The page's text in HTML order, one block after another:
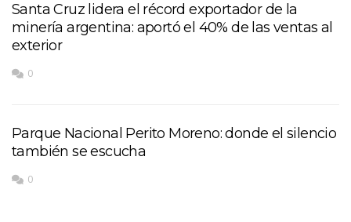
Santa Cruz lidera el récord exportador de la
minería argentina: aportó el 40% de las ventas al
exterior
0
Parque Nacional Perito Moreno: donde el silencio
también se escucha
0